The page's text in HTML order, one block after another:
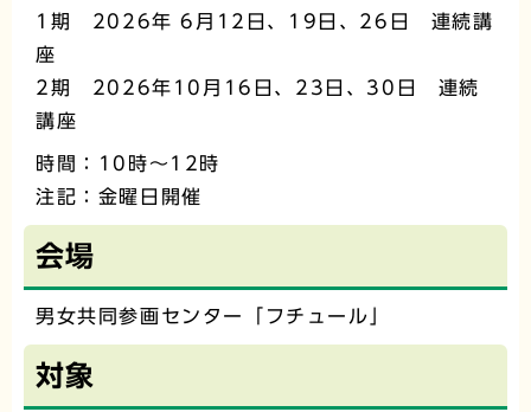
1期 2026年 6月12日、19日、26日 連続講
座
2期 2026年10月16日、23日、30日 連続
講座
時間：10時～12時
注記：金曜日開催
会場
男女共同参画センター「フチュール」
対象